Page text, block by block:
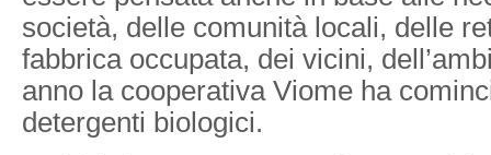
società, delle comunità locali, delle
fabbrica occupata, dei vicini,
anno la cooperativa Viome ha
detergenti biologici.